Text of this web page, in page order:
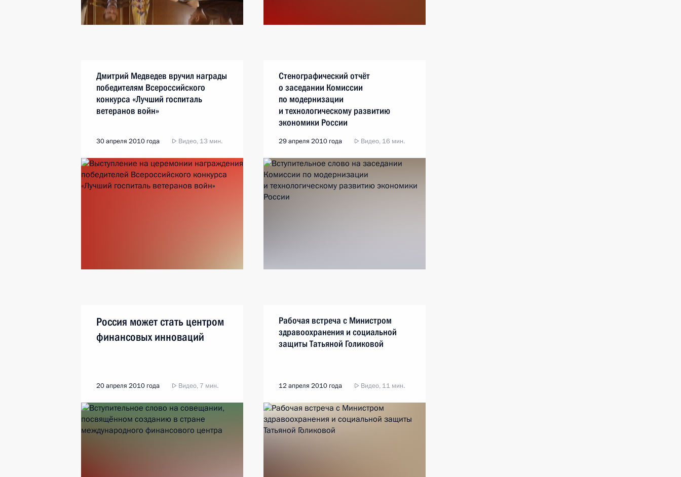
Дмитрий Медведев вручил награды
победителям Всероссийского
конкурса «Лучший госпиталь
ветеранов войн»
30 апреля 2010 года Видео, 13 мин.
Стенографический отчёт
о заседании Комиссии
по модернизации
и технологическому развитию
экономики России
29 апреля 2010 года Видео, 16 мин.
Россия может стать центром
финансовых инноваций
20 апреля 2010 года Видео, 7 мин.
Рабочая встреча с Министром
здравоохранения и социальной
защиты Татьяной Голиковой
12 апреля 2010 года Видео, 11 мин.